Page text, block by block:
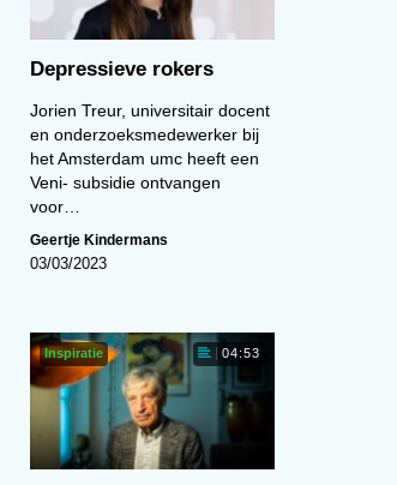
Depressieve rokers
Jorien Treur, universitair docent
en onderzoeksmedewerker bij
het Amsterdam umc heeft een
Veni- subsidie ontvangen
voor…
Geertje Kindermans
03/03/2023
Inspiratie 04:53